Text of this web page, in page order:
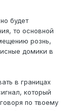
будет
то основной
рознь,
домики в
в границах
который
по твоему